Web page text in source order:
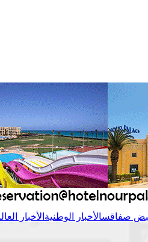
صفاقسالأخبار الوطنية الأخبار